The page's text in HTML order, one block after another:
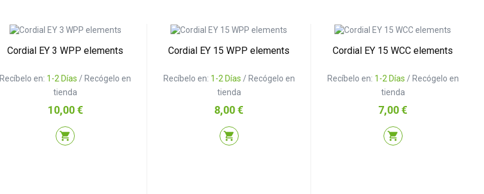
Cordial EY 3 WPP elements
Recíbelo en: 1-2 Días / Recógelo en
tienda
Precio
10,00 €
shopping_cart
Cordial EY 15 WPP elements
Recíbelo en: 1-2 Días / Recógelo en
tienda
Precio
8,00 €
shopping_cart
Cordial EY 15 WCC elements
Recíbelo en: 1-2 Días / Recógelo en
tienda
Precio
7,00 €
shopping_cart